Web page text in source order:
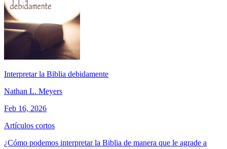
Interpretar la Biblia debidamente
Nathan L. Meyers
Feb 16, 2026
Artículos cortos
¿Cómo podemos interpretar la Biblia de manera que le agrade a